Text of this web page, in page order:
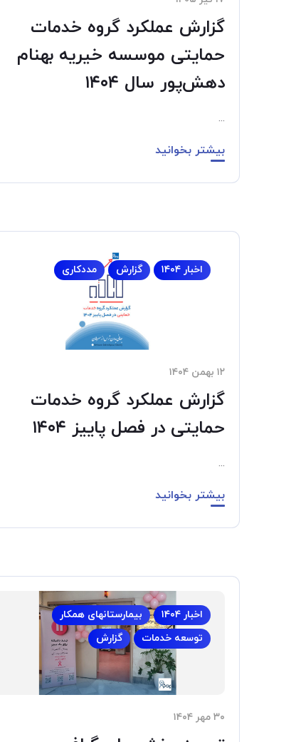
گزارش عملکرد گروه خدمات
حمایتی موسسه خیریه بهنام
دهش‌پور سال ۱۴۰۴
...
بیشتر بخوانید
اخبار ۱۴۰۴ گزارش مددکاری
۱۲ بهمن ۱۴۰۴
گزارش عملکرد گروه خدمات
حمایتی در فصل پاییز ۱۴۰۴
...
بیشتر بخوانید
اخبار ۱۴۰۴
بیمارستانهای همکار
توسعه خدمات
گزارش
۳۰ مهر ۱۴۰۴